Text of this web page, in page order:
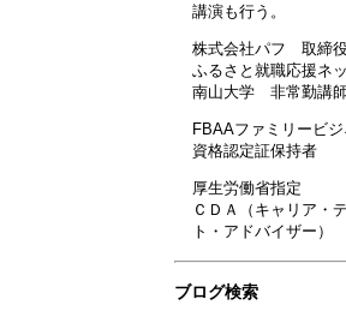
講演も行う。
株式会社パフ 取締
ふるさと就職応援ネ
南山大学 非常勤講
FBAAファミリービ
資格認定証保持者
厚生労働省指定
ＣＤＡ（キャリア・
ト・アドバイザー）
ブログ検索